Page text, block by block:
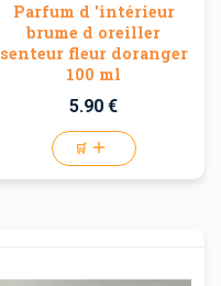
Parfum d 'intérieur
brume d oreiller
senteur fleur doranger
100 ml
5.90 €
🛒